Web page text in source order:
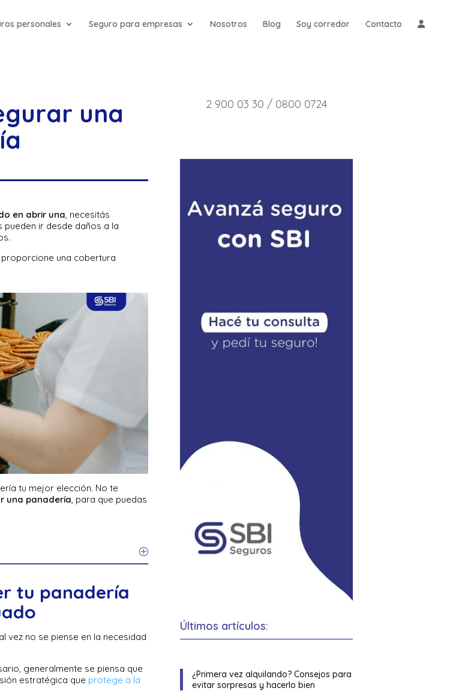
personales Seguro para empresas Nosotros Blog Soy corredor Contacto
una
en abrir una, necesitás
ir desde daños a la
una cobertura
tu mejor elección. No te
una panadería, para que puedas
tu panadería
vez no se piense en la necesidad
generalmente se piensa que
estratégica que protege a la
2 900 03 30 / 0800 0724
Últimos artículos:
¿Primera vez alquilando? Consejos para
evitar sorpresas y hacerlo bien